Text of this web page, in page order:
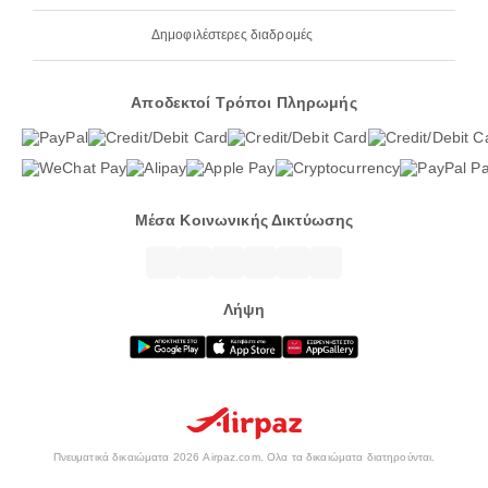
Δημοφιλέστερες διαδρομές
Αποδεκτοί Τρόποι Πληρωμής
Μέσα Κοινωνικής Δικτύωσης
Λήψη
Πνευματικά δικαιώματα 2026 Airpaz.com. Ολα τα δικαιώματα διατηρούνται.